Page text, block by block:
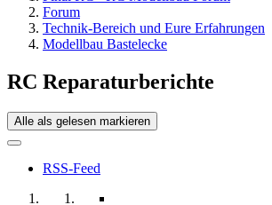
Forum
Technik-Bereich und Eure Erfahrungen
Modellbau Bastelecke
RC Reparaturberichte
Alle als gelesen markieren
RSS-Feed